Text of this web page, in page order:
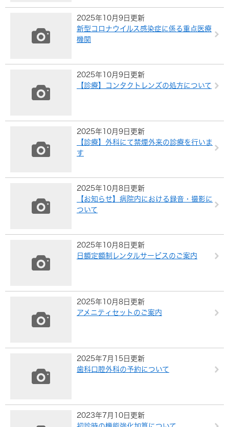
2025年10月9日更新
新型コロナウイルス感染症に係る重点医療
機関
2025年10月9日更新
【診療】コンタクトレンズの処方について
2025年10月9日更新
【診療】外科にて禁煙外来の診療を行いま
す
2025年10月8日更新
【お知らせ】病院内における録音・撮影に
ついて
2025年10月8日更新
日額定額制レンタルサービスのご案内
2025年10月8日更新
アメニティセットのご案内
2025年7月15日更新
歯科口腔外科の予約について
2023年7月10日更新